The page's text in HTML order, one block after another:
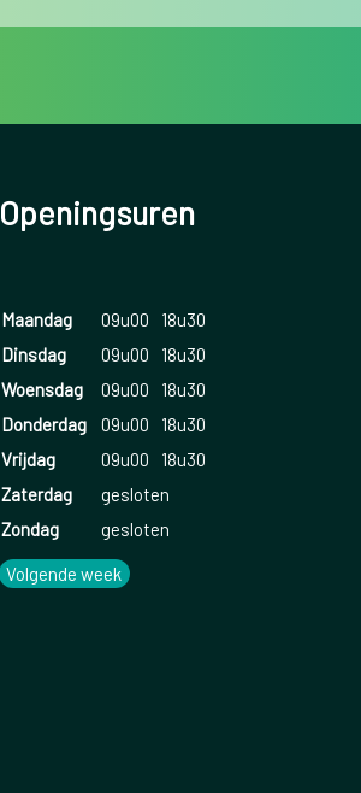
Openingsuren
Maandag 09u00
18u30
Dinsdag
09u00
18u30
Woensdag
09u00
18u30
Donderdag
09u00
18u30
Vrijdag
09u00
18u30
Zaterdag
gesloten
Zondag
gesloten
Volgende week